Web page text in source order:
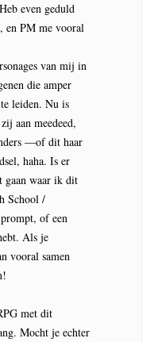
even geduld
en PM me vooral
van mij in
die amper
leiden. Nu is
aan meedeed,
―of dit haar
haha. Is er
gaan waar ik dit
School /
of een
Als je
vooral samen
met dit
Mocht je echter